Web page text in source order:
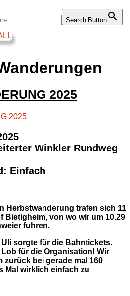
Search Button
2025
Winkler Rundweg
Einfach
Herbstwanderung trafen sich 11
Bietigheim, von wo wir um 10.29
fuhren.
sorgte für die Bahntickets.
für die Organisation! Wir
zurück bei gerade mal 160
Mal wirklich einfach zu